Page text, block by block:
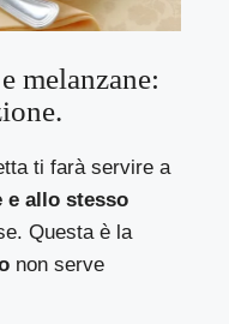
melanzane:
ti farà servire a
e allo stesso
Questa è la
non serve